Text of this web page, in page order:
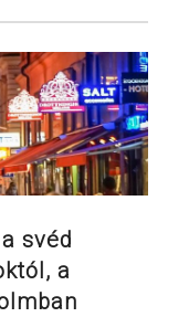
svéd
a